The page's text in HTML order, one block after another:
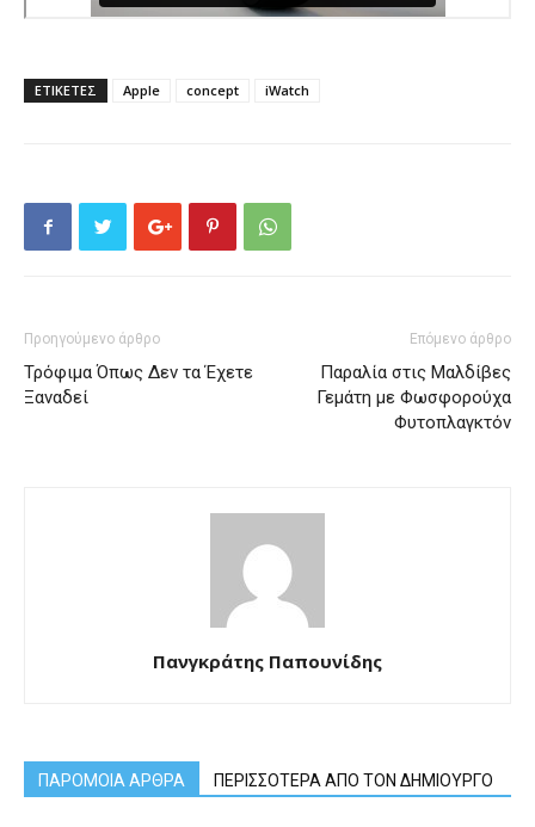
ΕΤΙΚΕΤΕΣ Apple concept iWatch
Προηγούμενο άρθρο
Τρόφιμα Όπως Δεν τα Έχετε
Ξαναδεί
Επόμενο άρθρο
Παραλία στις Μαλδίβες
Γεμάτη με Φωσφορούχα
Φυτοπλαγκτόν
Πανγκράτης Παπουνίδης
ΠΑΡΟΜΟΙΑ ΑΡΘΡΑ ΠΕΡΙΣΣΟΤΕΡΑ ΑΠΟ ΤΟΝ ΔΗΜΙΟΥΡΓΟ